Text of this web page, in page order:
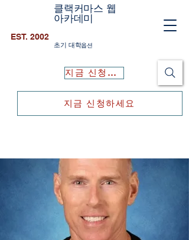
클랙커마스 웹
아카데미
초기 대학옵션
EST. 2002
지금 신청하세요
지금 신청하세요